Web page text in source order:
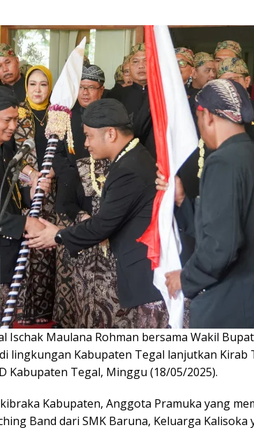
Ischak Maulana Rohman bersama Wakil
lingkungan Kabupaten Tegal lanjutkan Kirab
Kabupaten Tegal, Minggu (18/05/2025).
Kabupaten, Anggota Pramuka yang
Band dari SMK Baruna, Keluarga Kalisoka